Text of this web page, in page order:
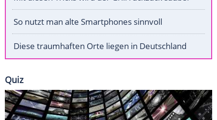
So nutzt man alte Smartphones sinnvoll
Diese traumhaften Orte liegen in Deutschland
Quiz